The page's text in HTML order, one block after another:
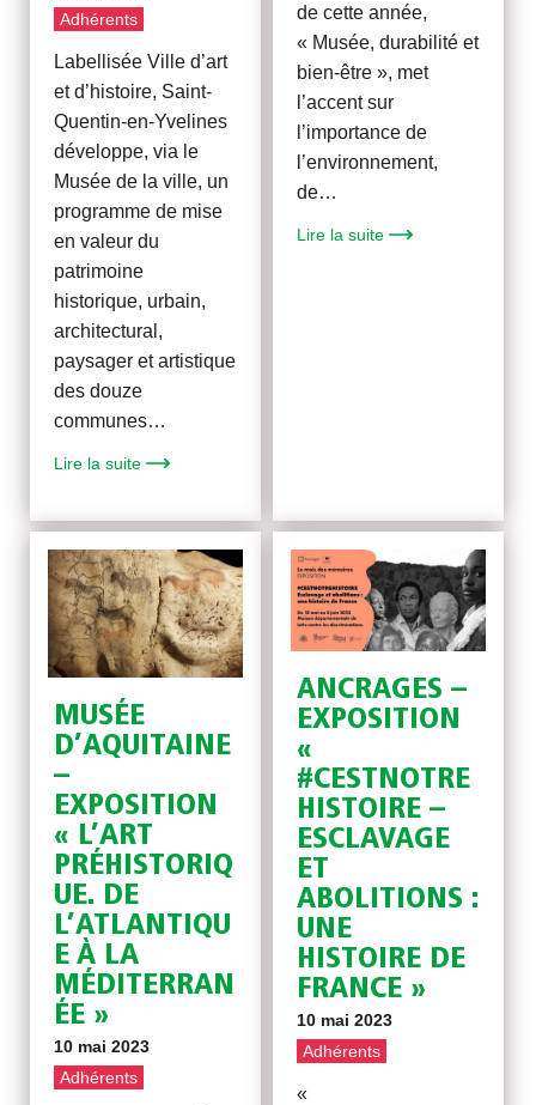
Adhérents
Labellisée Ville d’art
et d’histoire, Saint-
Quentin-en-Yvelines
développe, via le
Musée de la ville, un
programme de mise
en valeur du
patrimoine
historique, urbain,
architectural,
paysager et artistique
des douze
communes…
Lire la suite
de cette année,
« Musée, durabilité et
bien-être », met
l’accent sur
l’importance de
l’environnement,
de…
Lire la suite
MUSÉE
D’AQUITAINE
–
EXPOSITION
« L’ART
PRÉHISTORIQ
UE. DE
L’ATLANTIQU
E À LA
MÉDITERRAN
ÉE »
10 mai 2023
Adhérents
ANCRAGES –
EXPOSITION
«
#CESTNOTRE
HISTOIRE –
ESCLAVAGE
ET
ABOLITIONS :
UNE
HISTOIRE DE
FRANCE »
10 mai 2023
Adhérents
«